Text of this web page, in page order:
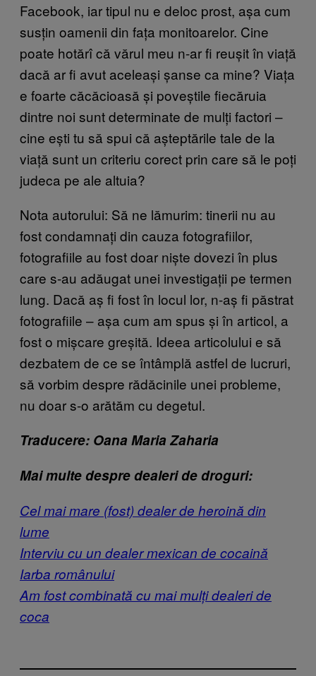
Facebook, iar tipul nu e deloc prost, așa cum
susțin oamenii din fața monitoarelor. Cine
poate hotărî că vărul meu n-ar fi reușit în viață
dacă ar fi avut aceleași șanse ca mine? Viața
e foarte căcăcioasă și poveștile fiecăruia
dintre noi sunt determinate de mulți factori –
cine ești tu să spui că așteptările tale de la
viață sunt un criteriu corect prin care să le poți
judeca pe ale altuia?
Nota autorului: Să ne lămurim: tinerii nu au
fost condamnați din cauza fotografiilor,
fotografiile au fost doar niște dovezi în plus
care s-au adăugat unei investigații pe termen
lung. Dacă aș fi fost în locul lor, n-aș fi păstrat
fotografiile – așa cum am spus și în articol, a
fost o mișcare greșită. Ideea articolului e să
dezbatem de ce se întâmplă astfel de lucruri,
să vorbim despre rădăcinile unei probleme,
nu doar s-o arătăm cu degetul.
Traducere: Oana Maria Zaharia
Mai multe despre dealeri de droguri:
Cel mai mare (fost) dealer de heroină din
lume
Interviu cu un dealer mexican de cocaină
Iarba românului
Am fost combinată cu mai mulți dealeri de
coca